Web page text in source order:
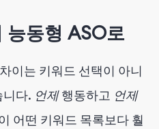
능동형 ASO로
이는 키워드 선택이 아니
니다. 언제행동하고 언제
어떤 키워드 목록보다 훨